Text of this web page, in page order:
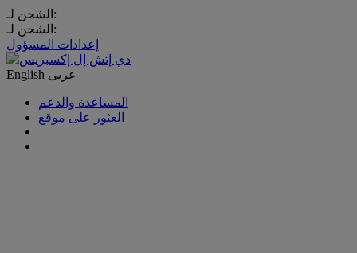
الشحن لـ:
الشحن لـ:
إعدادات المسؤول
English عربى
المساعدة والدعم
العثور على موقع